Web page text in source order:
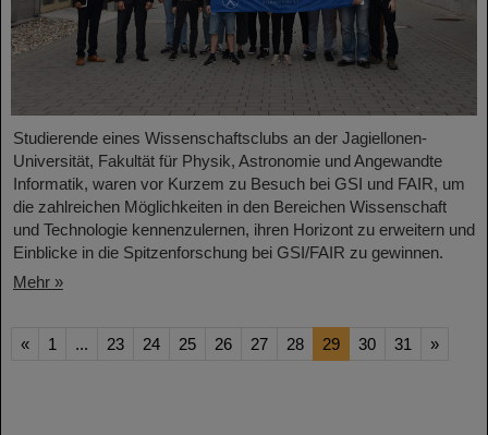
Studierende eines Wissenschaftsclubs an der Jagiellonen-
Universität, Fakultät für Physik, Astronomie und Angewandte
Informatik, waren vor Kurzem zu Besuch bei GSI und FAIR, um
die zahlreichen Möglichkeiten in den Bereichen Wissenschaft
und Technologie kennenzulernen, ihren Horizont zu erweitern und
Einblicke in die Spitzenforschung bei GSI/FAIR zu gewinnen.
Mehr »
« 1 ... 23 24 25 26 27 28 29 30 31 »